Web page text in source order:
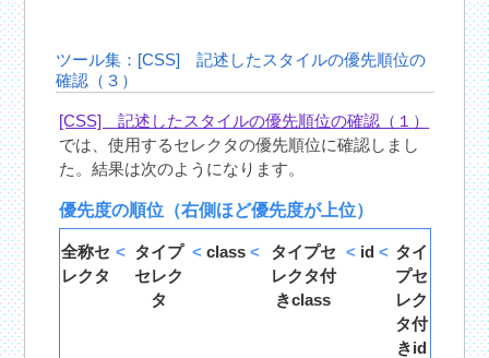
ツール集：[CSS] 記述したスタイルの優先順位の
確認（３）
[CSS] 記述したスタイルの優先順位の確認（１）
では、使用するセレクタの優先順位に確認しまし
た。結果は次のようになります。
優先度の順位（右側ほど優先度が上位）
全称セ
レクタ
< タイプ
セレク
タ
<class <
タイプセ
レクタ付
きclass
< id < タイ
プセ
レク
タ付
きid